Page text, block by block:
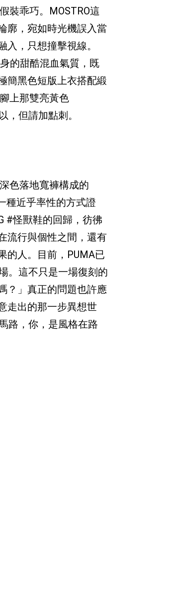
裝乖巧。MOSTRO這
廓，宛如時光機誤入當
，只想撞擊視線。
的甜酷混血氣質，既
簡黑色短版上衣搭配緞
上那雙亮黃色
，但請加點刺。
色落地寬褲構成的
種近乎率性的方式證
#怪獸鞋的回歸，彷彿
流行與個性之間，還有
的人。目前，PUMA已
。這不只是一場復刻的
？」真正的問題也許應
走出的那一步異想世
路，你，是風格在路